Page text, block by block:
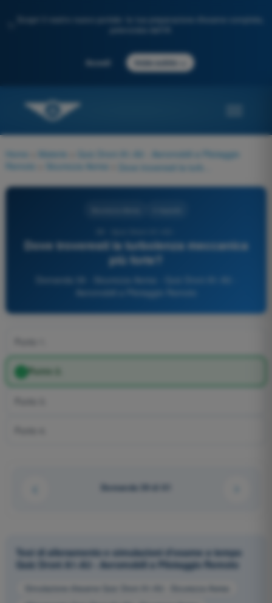
Scopri il nostro nuovo portale: la tua preparazione d'esame completa,
Accedi Inizia subito
Home Materie
Quiz Droni A1-A3 - Aeromobili a Pilotaggio
Sicurezza Aerea
Dove troveresti la turbolenza meccanica
più forte?
Aeromobili a Pilotaggio Remoto
Punto 2.
Domanda 39 di 61
Test di allenamento e simulazioni d'esame a tempo
Quiz Droni A1-A3 - Aeromobili a Pilotaggio Remoto
Simulazione d'esame Quiz Droni A1-A3 - Sicurezza Aerea